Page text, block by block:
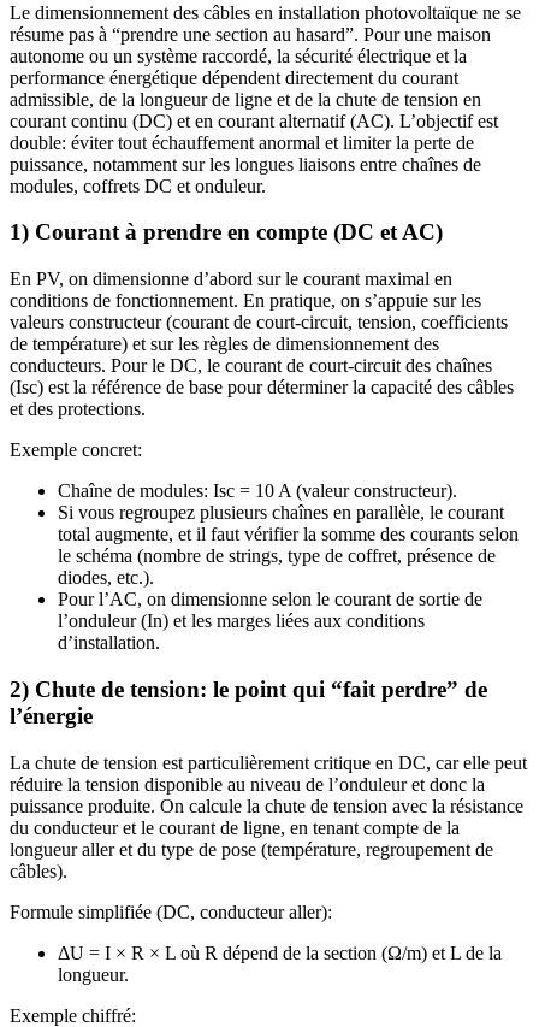
Le dimensionnement des câbles en installation photovoltaïque ne se
résume pas à “prendre une section au hasard”. Pour une maison
autonome ou un système raccordé, la sécurité électrique et la
performance énergétique dépendent directement du courant
admissible, de la longueur de ligne et de la chute de tension en
courant continu (DC) et en courant alternatif (AC). L’objectif est
double: éviter tout échauffement anormal et limiter la perte de
puissance, notamment sur les longues liaisons entre chaînes de
modules, coffrets DC et onduleur.
1) Courant à prendre en compte (DC et AC)
En PV, on dimensionne d’abord sur le courant maximal en
conditions de fonctionnement. En pratique, on s’appuie sur les
valeurs constructeur (courant de court-circuit, tension, coefficients
de température) et sur les règles de dimensionnement des
conducteurs. Pour le DC, le courant de court-circuit des chaînes
(Isc) est la référence de base pour déterminer la capacité des câbles
et des protections.
Exemple concret:
Chaîne de modules: Isc = 10 A (valeur constructeur).
Si vous regroupez plusieurs chaînes en parallèle, le courant
total augmente, et il faut vérifier la somme des courants selon
le schéma (nombre de strings, type de coffret, présence de
diodes, etc.).
Pour l’AC, on dimensionne selon le courant de sortie de
l’onduleur (In) et les marges liées aux conditions
d’installation.
2) Chute de tension: le point qui “fait perdre” de
l’énergie
La chute de tension est particulièrement critique en DC, car elle peut
réduire la tension disponible au niveau de l’onduleur et donc la
puissance produite. On calcule la chute de tension avec la résistance
du conducteur et le courant de ligne, en tenant compte de la
longueur aller et du type de pose (température, regroupement de
câbles).
Formule simplifiée (DC, conducteur aller):
ΔU = I × R × L où R dépend de la section (Ω/m) et L de la
longueur.
Exemple chiffré: